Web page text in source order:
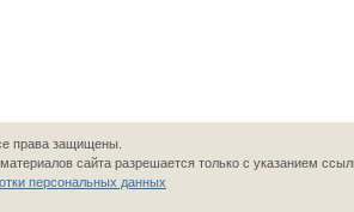
права защищены.
сайта разрешается только с указанием
персональных данных